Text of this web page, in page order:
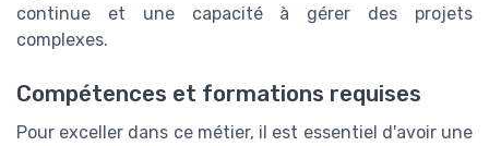
continue et une capacité à gérer des projets
complexes.
Compétences et formations requises
Pour exceller dans ce métier, il est essentiel d'avoir une